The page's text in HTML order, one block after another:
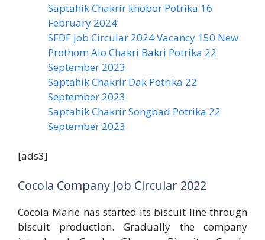
Saptahik Chakrir khobor Potrika 16
February 2024
SFDF Job Circular 2024 Vacancy 150 New
Prothom Alo Chakri Bakri Potrika 22
September 2023
Saptahik Chakrir Dak Potrika 22
‍September 2023
Saptahik Chakrir Songbad Potrika 22
September 2023
[ads3]
Cocola Company Job Circular 2022
Cocola Marie has started its biscuit line through
biscuit production. Gradually the company